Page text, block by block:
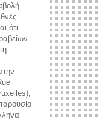
ότι